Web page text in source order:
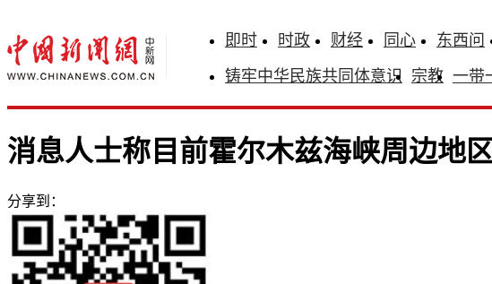
即时 时政 财经 同心 东西问
铸牢中华民族共同体意识 宗教 一带
消息人士称目前霍尔木兹海峡周边地
分享到：